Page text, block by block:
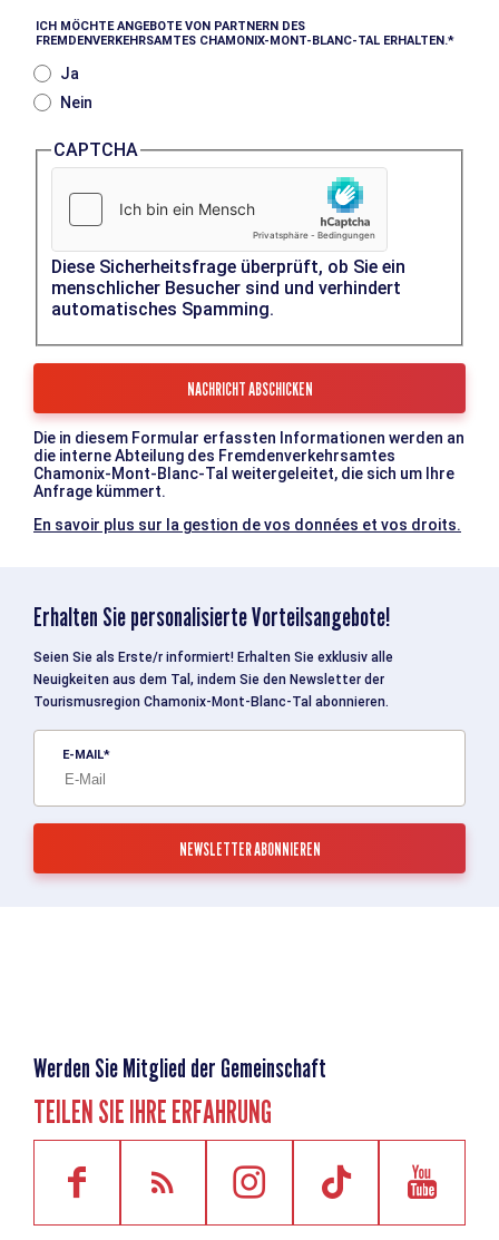
ICH MÖCHTE ANGEBOTE VON PARTNERN DES
FREMDENVERKEHRSAMTES CHAMONIX-MONT-BLANC-TAL ERHALTEN.
Ja
Nein
CAPTCHA
Diese Sicherheitsfrage überprüft, ob Sie ein
menschlicher Besucher sind und verhindert
automatisches Spamming.
Die in diesem Formular erfassten Informationen werden an
die interne Abteilung des Fremdenverkehrsamtes
Chamonix-Mont-Blanc-Tal weitergeleitet, die sich um Ihre
Anfrage kümmert.
En savoir plus sur la gestion de vos données et vos droits.
Erhalten Sie personalisierte Vorteilsangebote!
Seien Sie als Erste/r informiert! Erhalten Sie exklusiv alle
Neuigkeiten aus dem Tal, indem Sie den Newsletter der
Tourismusregion Chamonix-Mont-Blanc-Tal abonnieren.
E-MAIL
Werden Sie Mitglied der Gemeinschaft
TEILEN SIE IHRE ERFAHRUNG